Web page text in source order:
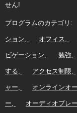
せん!
プログラムのカテゴリ:
ション オフィス
ビゲーション 勉強
する アクセス制限
ャー オンラインオ
ー オーディオプレ